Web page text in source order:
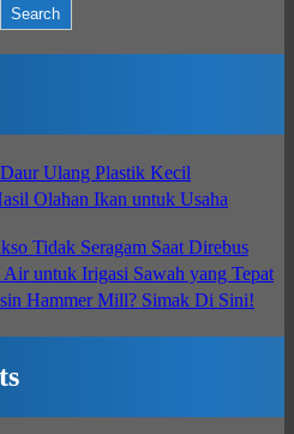
Search
Ulang Plastik Kecil
Olahan Ikan untuk Usaha
Tidak Seragam Saat Direbus
untuk Irigasi Sawah yang Tepat
Hammer Mill? Simak Di Sini!